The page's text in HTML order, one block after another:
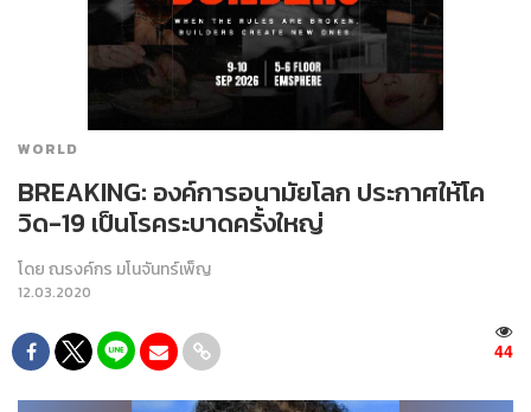
WORLD
BREAKING: องค์การอนามัยโลก ประกาศให้โค
วิด-19 เป็นโรคระบาดครั้งใหญ่
โดยณรงค์กร มโนจันทร์เพ็ญ
12.03.2020
44